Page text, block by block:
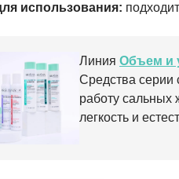
использования:
Линия Объем и
Средства серии
работу сальных
легкость и